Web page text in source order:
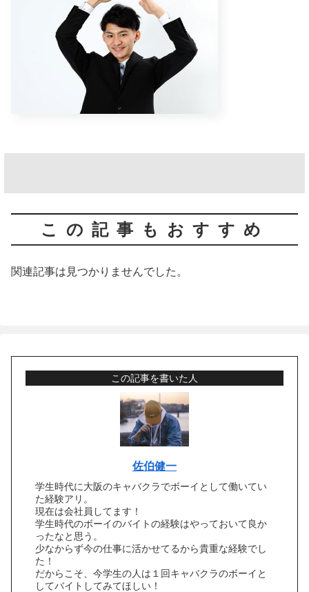
この記事もおすすめ
関連記事は見つかりませんでした。
この記事を書いた人
佐伯健一
学生時代に大阪のキャバクラでボーイとして働いてい
た経験アリ。
現在は会社員してます！
学生時代のボーイのバイトの経験はやっておいて良か
ったなと思う。
少なからず今の仕事に活かせてるから貴重な経験でし
た！
だからこそ、今学生の人は１回キャバクラのボーイと
してバイトしてみてほしい！